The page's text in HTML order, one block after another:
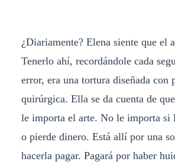
¿Diariamente? Elena siente que el
Tenerlo ahí, recordándole cada
error, era una tortura diseñada con
quirúrgica. Ella se da cuenta de
le importa el arte. No le importa si
o pierde dinero. Está allí por una
hacerla pagar. Pagará por haber